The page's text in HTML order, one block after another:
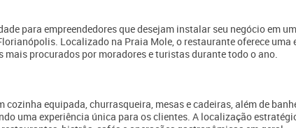
para empreendedores que desejam instalar seu negócio em
Localizado na Praia Mole, o restaurante oferece
mais procurados por moradores e turistas durante todo o ano.
cozinha equipada, churrasqueira, mesas e cadeiras, além de
uma experiência única para os clientes. A localização